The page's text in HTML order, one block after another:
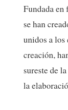
Fundada en
se han
unidos a los
creación,
sureste de
la